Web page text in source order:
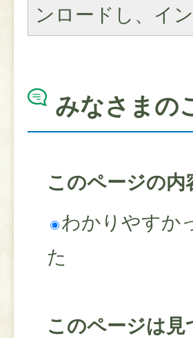
ンロードし、イ
みなさまの
このページの
わかりやすか
た
このページは